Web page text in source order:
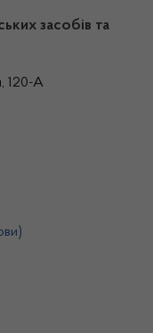
засобів та
120-А